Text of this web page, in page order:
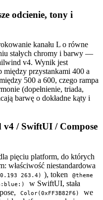
odcienie, tony i
kanału L o równe
stałych chromy i barwy —
v4. Wynik jest
przystankami 400 a
500 a 600, czego rampa
(dopełnienie, triada,
barwę o dokładne kąty i
/ SwiftUI / Compose
pięciu platform, do których
właściwość niestandardowa
263.4) ), token @theme
w SwiftUI, stała
Color(0xFF3B82F6)
we